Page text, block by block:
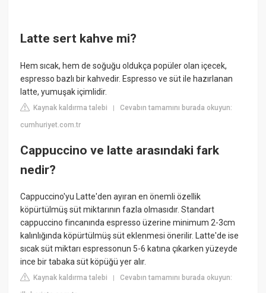
Latte sert kahve mi?
Hem sıcak, hem de soğuğu oldukça popüler olan içecek,
espresso bazlı bir kahvedir. Espresso ve süt ile hazırlanan
latte, yumuşak içimlidir.
Kaynak kaldırma talebi |Cevabın tamamını burada okuyun:
cumhuriyet.com.tr
Cappuccino ve latte arasındaki fark
nedir?
Cappuccino'yu Latte'den ayıran en önemli özellik
köpürtülmüş süt miktarının fazla olmasıdır. Standart
cappuccino fincanında espresso üzerine minimum 2-3cm
kalınlığında köpürtülmüş süt eklenmesi önerilir. Latte'de ise
sıcak süt miktarı espressonun 5-6 katına çıkarken yüzeyde
ince bir tabaka süt köpüğü yer alır.
Kaynak kaldırma talebi |Cevabın tamamını burada okuyun: